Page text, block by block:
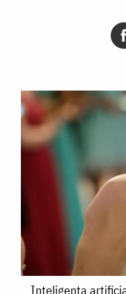
Inteligența
Inteligența